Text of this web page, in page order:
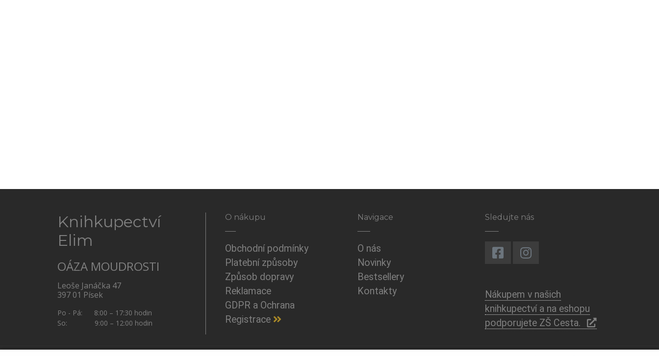
Knihkupectví
Elim
OÁZA MOUDROSTI
Leoše Janáčka 47
397 01 Písek
Po - Pá: 8:00 – 17:30 hodin
So: 9:00 – 12:00 hodin
O nákupu
Obchodní podmínky
Platební způsoby
Způsob dopravy
Reklamace
GDPR a Ochrana
Registrace
Navigace
O nás
Novinky
Bestsellery
Kontakty
Sledujte nás
Nákupem v našich
knihkupectví a na eshopu
podporujete ZŠ Cesta.